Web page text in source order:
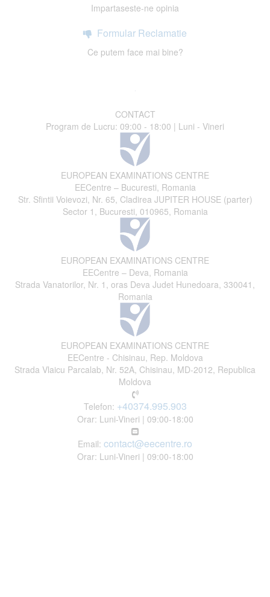
Impartaseste-ne opinia
Formular Reclamatie
Ce putem face mai bine?
CONTACT
Program de Lucru: 09:00 - 18:00 | Luni - Vineri
EUROPEAN EXAMINATIONS CENTRE
EECentre – Bucuresti, Romania
Str. Sfintii Voievozi, Nr. 65, Cladirea JUPITER HOUSE (parter)
Sector 1, Bucuresti, 010965, Romania
EUROPEAN EXAMINATIONS CENTRE
EECentre – Deva, Romania
Strada Vanatorilor, Nr. 1, oras Deva Judet Hunedoara, 330041,
Romania
EUROPEAN EXAMINATIONS CENTRE
EECentre - Chisinau, Rep. Moldova
Strada Vlaicu Parcalab, Nr. 52A, Chisinau, MD-2012, Republica
Moldova
Telefon: +40374.995.903
Orar: Luni-Vineri | 09:00-18:00
Email: contact@eecentre.ro
Orar: Luni-Vineri | 09:00-18:00